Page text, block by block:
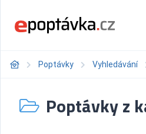
Poptávky Vyhledávání
Poptávky z